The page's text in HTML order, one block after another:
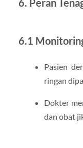
6.1
Pasien
ringan
Dokter
dan obat